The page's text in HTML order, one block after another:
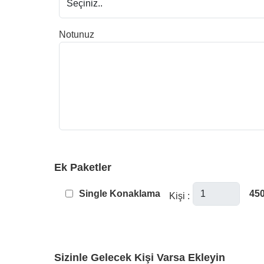
Notunuz
Ek Paketler
Single Konaklama Kişi :
Sizinle Gelecek Kişi Varsa Ekleyin